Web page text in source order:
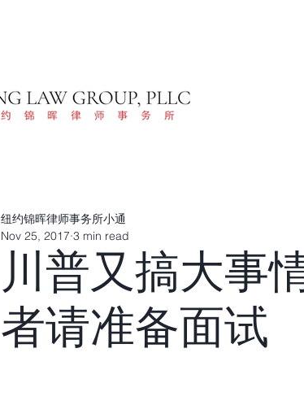
川普又搞大事
者请准备面试
纽约锦晖律师事务所小通
Nov 25, 2017 3 min read